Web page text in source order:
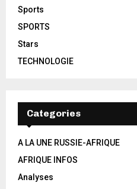
Sports
SPORTS
Stars
TECHNOLOGIE
Categories
A LA UNE RUSSIE-AFRIQUE
AFRIQUE INFOS
Analyses